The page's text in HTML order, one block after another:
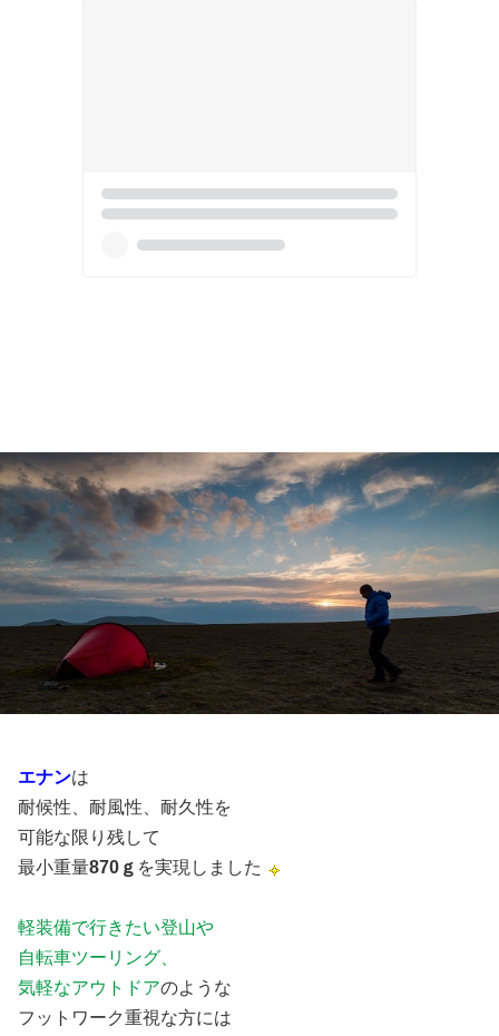
エナンは
耐候性、耐風性、耐久性を
可能な限り残して
最小重量870ｇ を実現しました
軽装備で行きたい登山や
自転車ツーリング、
気軽なアウトドアのような
フットワーク重視な方には